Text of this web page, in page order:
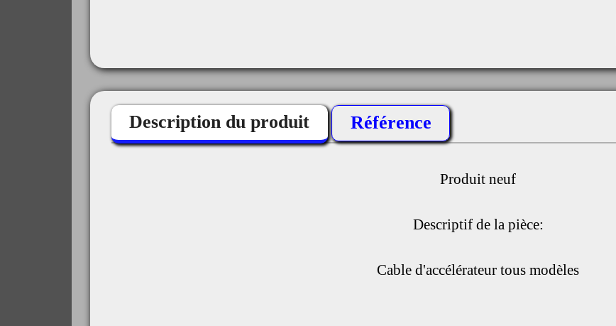
Description du produit Référence
Produit neuf
Descriptif de la pièce:
Cable d'accélérateur tous modèles